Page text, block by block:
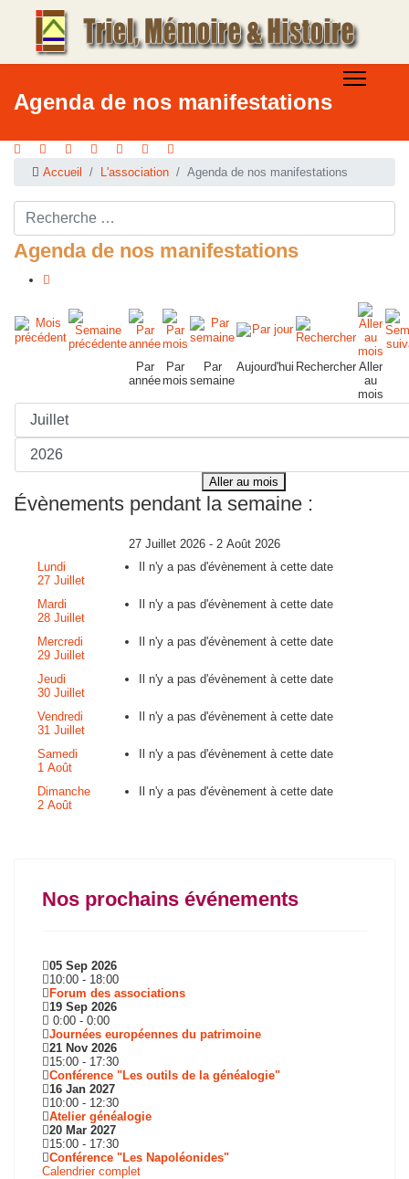
Agenda de nos manifestations
Accueil L'association Agenda de nos manifestations
Rechercher ...
Agenda de nos manifestations
Par
année
Par
mois
Par
semaine
Aujourd'hui Rechercher Aller
au
mois
Aller au mois
Évènements pendant la semaine :
27 Juillet 2026 - 2 Août 2026
Lundi
27 Juillet
Il n'y a pas d'évènement à cette date
Mardi
28 Juillet
Il n'y a pas d'évènement à cette date
Mercredi
29 Juillet
Il n'y a pas d'évènement à cette date
Jeudi
30 Juillet
Il n'y a pas d'évènement à cette date
Vendredi
31 Juillet
Il n'y a pas d'évènement à cette date
Samedi
1 Août
Il n'y a pas d'évènement à cette date
Dimanche
2 Août
Il n'y a pas d'évènement à cette date
Nos prochains événements
05 Sep 2026
10:00 - 18:00
Forum des associations
19 Sep 2026
0:00 - 0:00
Journées européennes du patrimoine
21 Nov 2026
15:00 - 17:30
Conférence "Les outils de la généalogie"
16 Jan 2027
10:00 - 12:30
Atelier généalogie
20 Mar 2027
15:00 - 17:30
Conférence "Les Napoléonides"
Calendrier complet